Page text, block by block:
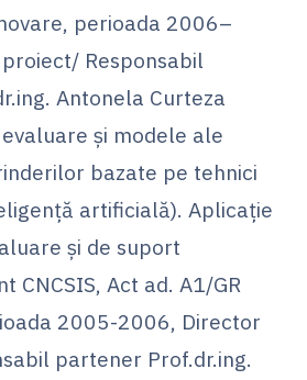
perioada 2006–
Responsabil
Antonela Curteza
şi modele ale
bazate pe tehnici
artificială). Aplicaţie
şi de suport
CNCSIS, Act ad. A1/GR
2005-2006, Director
partener Prof.dr.ing.